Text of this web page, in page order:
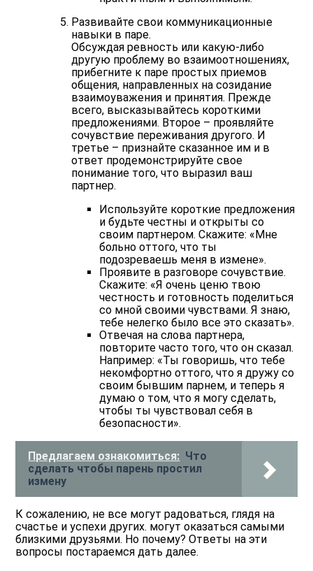
Развивайте свои коммуникационные
навыки в паре.
Обсуждая ревность или какую-либо
другую проблему во взаимоотношениях,
прибегните к паре простых приемов
общения, направленных на созидание
взаимоуважения и принятия. Прежде
всего, высказывайтесь короткими
предложениями. Второе – проявляйте
сочувствие переживания другого. И
третье – признайте сказанное им и в
ответ продемонстрируйте свое
понимание того, что выразил ваш
партнер.
Используйте короткие предложения
и будьте честны и открыты со
своим партнером. Скажите: «Мне
больно оттого, что ты
подозреваешь меня в измене».
Проявите в разговоре сочувствие.
Скажите: «Я очень ценю твою
честность и готовность поделиться
со мной своими чувствами. Я знаю,
тебе нелегко было все это сказать».
Отвечая на слова партнера,
повторите часто того, что он сказал.
Например: «Ты говоришь, что тебе
некомфортно оттого, что я дружу со
своим бывшим парнем, и теперь я
думаю о том, что я могу сделать,
чтобы ты чувствовал себя в
безопасности».
Предлагаем ознакомиться: Что
сделать чтобы парень простил
измену
К сожалению, не все могут радоваться, глядя на
счастье и успехи других. могут оказаться самыми
близкими друзьями. Но почему? Ответы на эти
вопросы постараемся дать далее.